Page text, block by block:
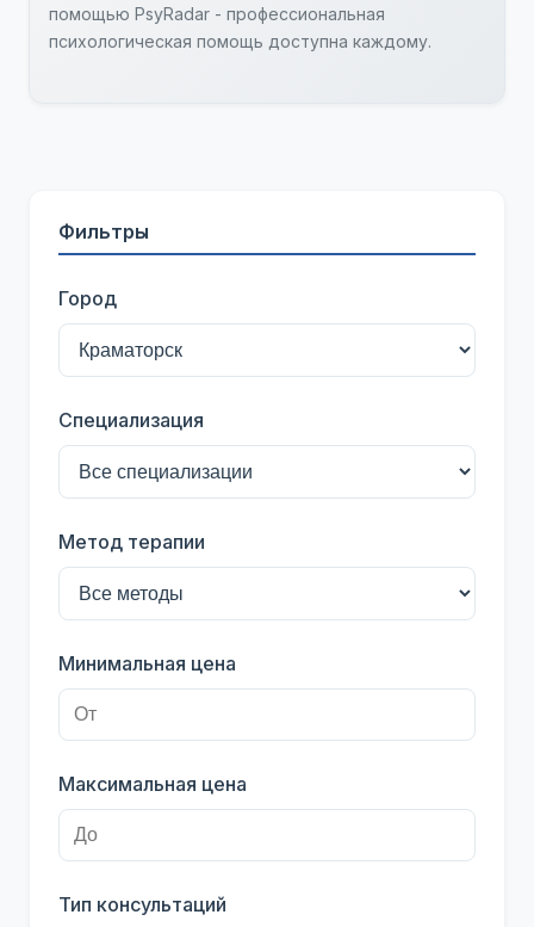
Фильтры
Город
Специализация
Метод терапии
Минимальная цена
Максимальная цена
Тип консультаций
помощью PsyRadar - профессиональная
психологическая помощь доступна каждому.